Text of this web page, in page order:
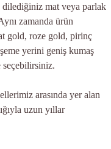
mat veya parlak
zamanda ürün
gold, roze gold, pirinç
yerini geniş kumaş
seçebilirsiniz.
arasında yer alan
uzun yıllar